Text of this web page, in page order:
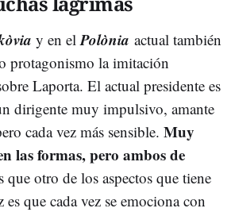
y en el Polònia actual también
protagonismo la imitación
Laporta. El actual presidente es
dirigente muy impulsivo, amante
cada vez más sensible. Muy
las formas, pero ambos de
que otro de los aspectos que tiene
que cada vez se emociona con